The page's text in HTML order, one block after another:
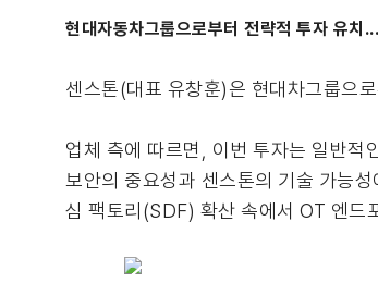
현대자동차그룹으로부터 전략적 투자 유치
센스톤(대표 유창훈)은 현대차그룹으
업체 측에 따르면, 이번 투자는 일반
보안의 중요성과 센스톤의 기술 가능
심 팩토리(SDF) 확산 속에서 OT 엔드